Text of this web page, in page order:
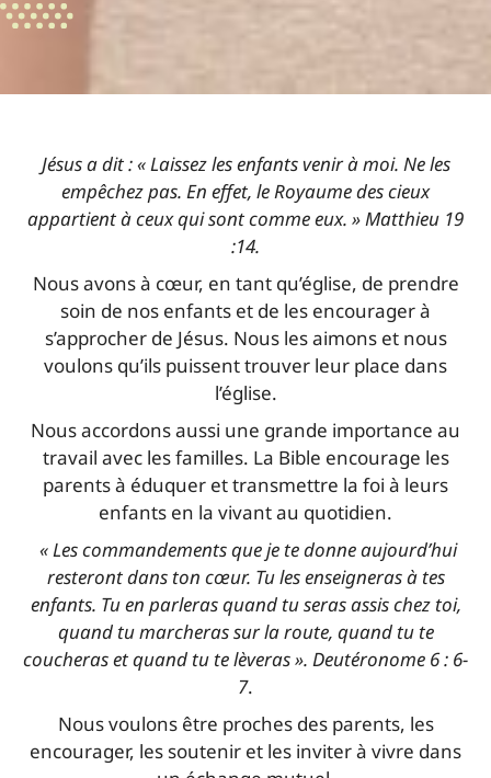
Jésus a dit : « Laissez les enfants venir à moi. Ne les
empêchez pas. En effet, le Royaume des cieux
appartient à ceux qui sont comme eux. » Matthieu 19
:14.
Nous avons à cœur, en tant qu’église, de prendre
soin de nos enfants et de les encourager à
s’approcher de Jésus. Nous les aimons et nous
voulons qu’ils puissent trouver leur place dans
l’église.
Nous accordons aussi une grande importance au
travail avec les familles. La Bible encourage les
parents à éduquer et transmettre la foi à leurs
enfants en la vivant au quotidien.
« Les commandements que je te donne aujourd’hui
resteront dans ton cœur. Tu les enseigneras à tes
enfants. Tu en parleras quand tu seras assis chez toi,
quand tu marcheras sur la route, quand tu te
coucheras et quand tu te lèveras ». Deutéronome 6 : 6-
7.
Nous voulons être proches des parents, les
encourager, les soutenir et les inviter à vivre dans